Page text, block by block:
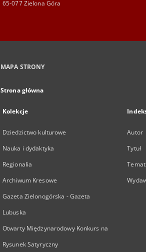
65-077 Zielona Góra
MAPA STRONY
Strona główna
Kolekcje
Dziedzictwo kulturowe
Nauka i dydaktyka
Regionalia
Archiwum Kresowe
Gazeta Zielonogórska - Gazeta
Lubuska
Otwarty Międzynarodowy Konkurs na
Rysunek Satyryczny
Autor
Tytuł